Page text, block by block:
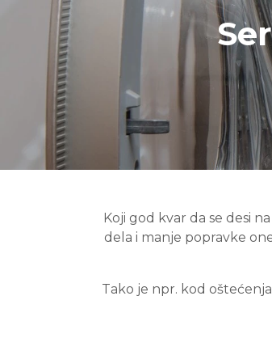
Koji god kvar da se desi
dela i manje popravke
Tako je npr. kod